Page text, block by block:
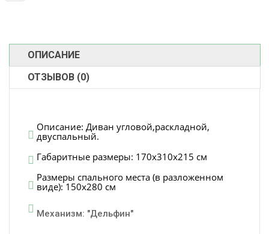
ОПИСАНИЕ
ОТЗЫВОВ (0)
Описание: Диван угловой,раскладной,
двуспальный.
Габаритные размеры: 170х310х215 см
Размеры спального места (в разложенном
виде): 150х280 см
Механизм: "Дельфин"